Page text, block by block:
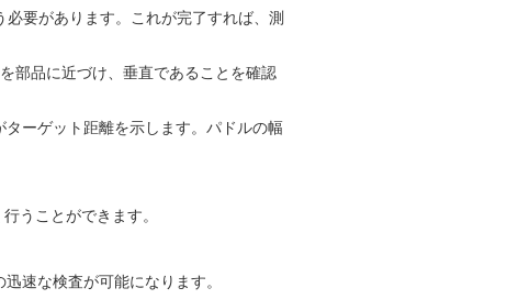
要があります。これが完了すれば、測
部品に近づけ、垂直であることを確認
ーゲット距離を示します。パドルの幅
うことができます。
速な検査が可能になります。